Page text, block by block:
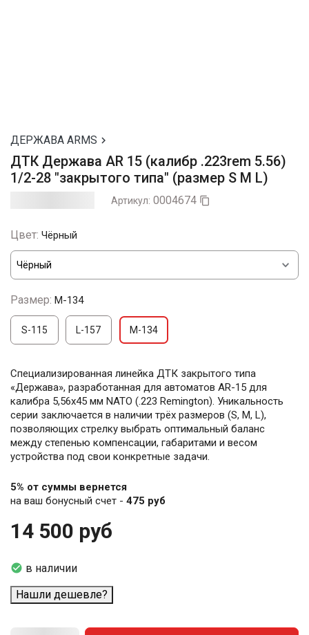
ДЕРЖАВА ARMS 
ДТК Держава AR 15 (калибр .223rem 5.56)
1/2-28 "закрытого типа" (размер S M L)
Артикул: 0004674 
Цвет: Чёрный
Размер: M-134
S-115 L-157 M-134
Специализированная линейка ДТК закрытого типа
«Держава», разработанная для автоматов AR-15 для
калибра 5,56х45 мм NATO (.223 Remington). Уникальность
серии заключается в наличии трёх размеров (S, M, L),
позволяющих стрелку выбрать оптимальный баланс
между степенью компенсации, габаритами и весом
устройства под свои конкретные задачи.
5% от суммы вернется
на ваш бонусный счет - 475 руб
14 500 руб
 в наличии
Нашли дешевле?